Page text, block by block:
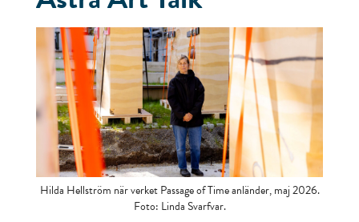
Hilda Hellström när verket Passage of Time anländer, maj 2026.
Foto: Linda Svarfvar.